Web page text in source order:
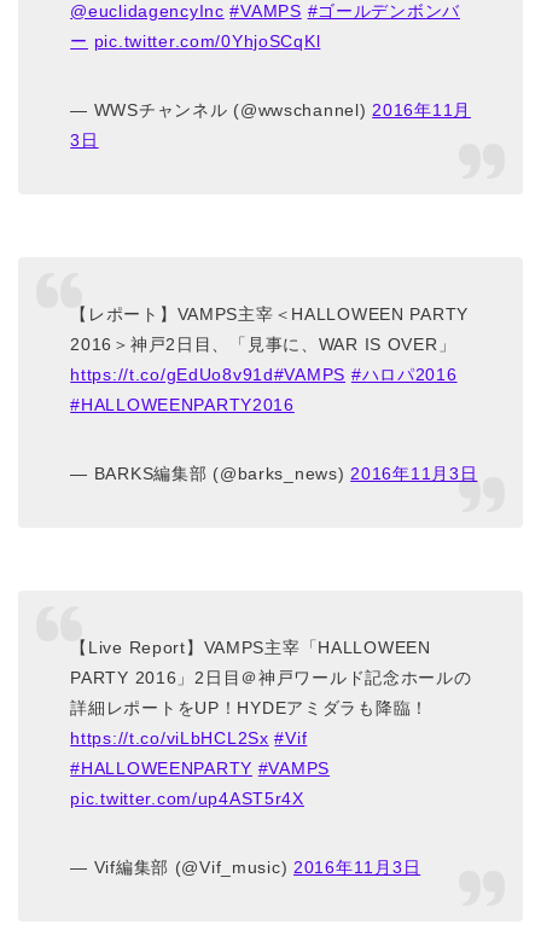
@euclidagencyInc #VAMPS #ゴールデンボンバ
ー pic.twitter.com/0YhjoSCqKl
— WWSチャンネル (@wwschannel)2016年11月
3日
【レポート】VAMPS主宰＜HALLOWEEN PARTY
2016＞神戸2日目、「見事に、WAR IS OVER」
https://t.co/gEdUo8v91d#VAMPS #ハロパ2016
#HALLOWEENPARTY2016
— BARKS編集部 (@barks_news) 2016年11月3日
【Live Report】VAMPS主宰「HALLOWEEN
PARTY 2016」2日目＠神戸ワールド記念ホールの
詳細レポートをUP！HYDEアミダラも降臨！
https://t.co/viLbHCL2Sx #Vif
#HALLOWEENPARTY #VAMPS
pic.twitter.com/up4AST5r4X
— Vif編集部 (@Vif_music) 2016年11月3日